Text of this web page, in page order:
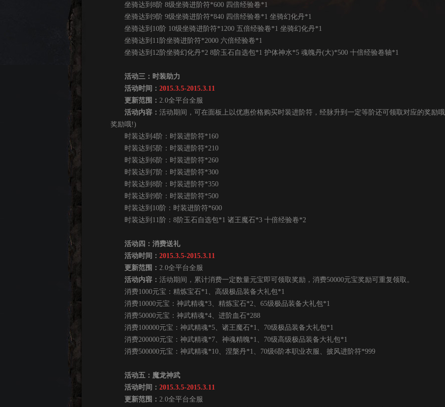
坐骑达到8阶 8级坐骑进阶符*600 四倍经验卷*1
坐骑达到9阶 9级坐骑进阶符*840 四倍经验卷*1 坐骑幻化丹*1
坐骑达到10阶 10级坐骑进阶符*1200 五倍经验卷*1 坐骑幻化丹*1
坐骑达到11阶坐骑进阶符*2000 六倍经验卷*1
坐骑达到12阶坐骑幻化丹*2 8阶玉石自选包*1 护体神水*5 魂魄丹(大)*500 十倍经验卷轴*1
活动三：时装助力
活动时间： 2015.3.5-2015.3.11
更新范围： 2.0全平台全服
活动内容： 活动期间，可在面板上以优惠价格购买时装进阶符，经脉升到一定等阶还可领取对应的奖励
奖励哦!)
时装达到4阶：时装进阶符*160
时装达到5阶：时装进阶符*210
时装达到6阶：时装进阶符*260
时装达到7阶：时装进阶符*300
时装达到8阶：时装进阶符*350
时装达到9阶：时装进阶符*500
时装达到10阶：时装进阶符*600
时装达到11阶：8阶玉石自选包*1 诸王魔石*3 十倍经验卷*2
活动四：消费送礼
活动时间： 2015.3.5-2015.3.11
更新范围： 2.0全平台全服
活动内容： 活动期间，累计消费一定数量元宝即可领取奖励，消费50000元宝奖励可重复领取。
消费1000元宝：精炼宝石*1、高级极品装备大礼包*1
消费10000元宝：神武精魂*3、精炼宝石*2、65级极品装备大礼包*1
消费50000元宝：神武精魂*4、进阶血石*288
消费100000元宝：神武精魂*5、诸王魔石*1、70级极品装备大礼包*1
消费200000元宝：神武精魂*7、神魂精魄*1、70级高级极品装备大礼包*1
消费500000元宝：神武精魂*10、涅槃丹*1、70级6阶本职业衣服、披风进阶符*999
活动五：魔龙神武
活动时间： 2015.3.5-2015.3.11
更新范围： 2.0全平台全服